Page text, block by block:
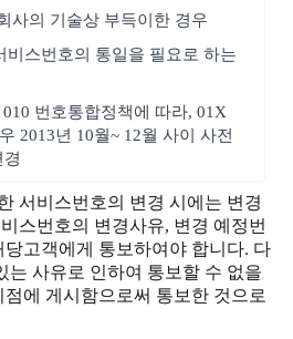
사의 기술상 부득이한 경우
비스번호의 통일을 필요로 하는
번호통합정책에 따라, 01X
2013년 10월~ 12월 사이 사전
서비스번호의 변경 시에는 변경
스번호의 변경사유, 변경 예정번
당고객에게 통보하여야 합니다. 다
는 사유로 인하여 통보할 수 없을
에 게시함으로써 통보한 것으로